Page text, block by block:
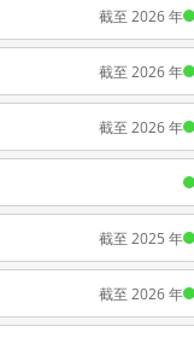
截至 2026 年
截至 2026 年
截至 2026 年
截至 2025 年
截至 2026 年